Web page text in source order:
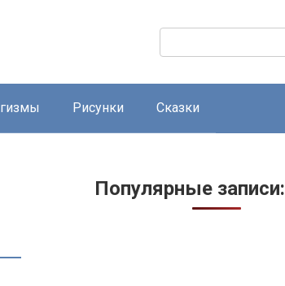
Поиск:
Рисунки Сказки
Популярные записи: